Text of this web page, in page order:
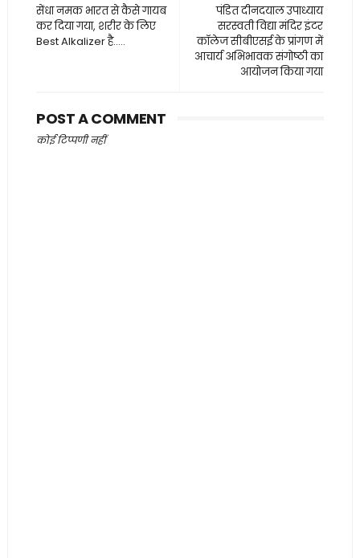
पंडित दीनदयाल उपाध्याय
सरस्वती विद्या मंदिर इंटर
कॉलेज सीबीएसई के प्रांगण में
आचार्य अभिभावक संगोष्ठी का
आयोजन किया गया
सेंधा नमक भारत से कैसे गायब
कर दिया गया, शरीर के लिए
Best Alkalizer है.....
POST A COMMENT
कोई टिप्पणी नहीं